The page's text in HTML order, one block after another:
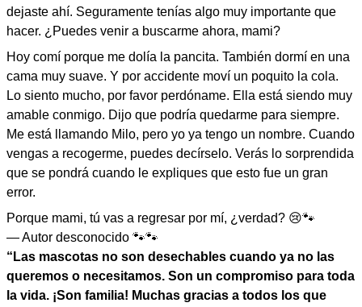
dejaste ahí. Seguramente tenías algo muy importante que
hacer. ¿Puedes venir a buscarme ahora, mami?
Hoy comí porque me dolía la pancita. También dormí en una
cama muy suave. Y por accidente moví un poquito la cola.
Lo siento mucho, por favor perdóname. Ella está siendo muy
amable conmigo. Dijo que podría quedarme para siempre.
Me está llamando Milo, pero yo ya tengo un nombre. Cuando
vengas a recogerme, puedes decírselo. Verás lo sorprendida
que se pondrá cuando le expliques que esto fue un gran
error.
Porque mami, tú vas a regresar por mí, ¿verdad? 😢🐾
— Autor desconocido 🐾🐾
“Las mascotas no son desechables cuando ya no las
queremos o necesitamos. Son un compromiso para toda
la vida. ¡Son familia! Muchas gracias a todos los que